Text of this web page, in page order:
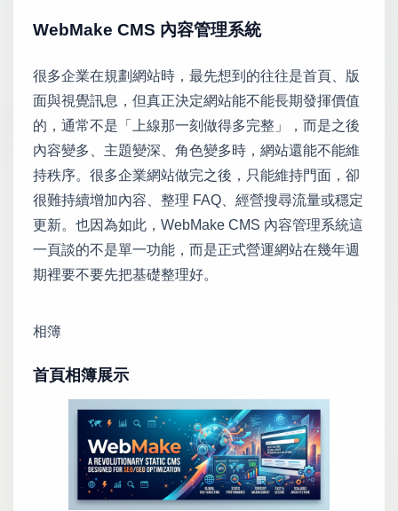
WebMake CMS 內容管理系統
很多企業在規劃網站時，最先想到的往往是首頁、版
面與視覺訊息，但真正決定網站能不能長期發揮價值
的，通常不是「上線那一刻做得多完整」，而是之後
內容變多、主題變深、角色變多時，網站還能不能維
持秩序。很多企業網站做完之後，只能維持門面，卻
很難持續增加內容、整理 FAQ、經營搜尋流量或穩定
更新。也因為如此，WebMake CMS 內容管理系統這
一頁談的不是單一功能，而是正式營運網站在幾年週
期裡要不要先把基礎整理好。
相簿
首頁相簿展示